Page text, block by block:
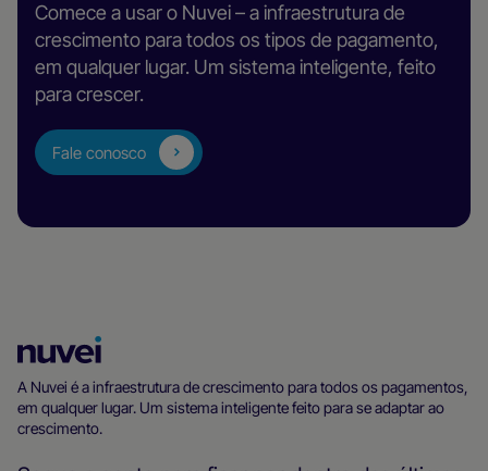
Comece a usar o Nuvei – a infraestrutura de
crescimento para todos os tipos de pagamento,
em qualquer lugar. Um sistema inteligente, feito
para crescer.
Fale conosco
inicial
da
Nuvei
A Nuvei é a infraestrutura de crescimento para todos os pagamentos,
em qualquer lugar. Um sistema inteligente feito para se adaptar ao
crescimento.